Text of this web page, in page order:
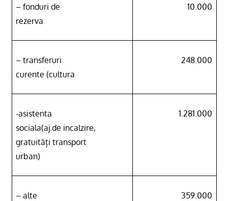
– fonduri de
rezerva
10.000
– transferuri
curente (cultura
248.000
-asistenta
sociala(aj.de incalzire,
gratuități transport
urban)
1.281.000
– alte
359.000